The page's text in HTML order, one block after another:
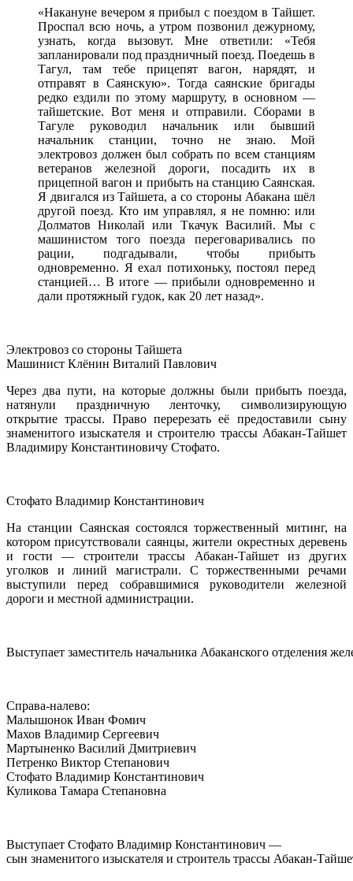
«Накануне вечером я прибыл с поездом в Тайшет.
Проспал всю ночь, а утром позвонил дежурному,
узнать, когда вызовут. Мне ответили: «Тебя
запланировали под праздничный поезд. Поедешь в
Тагул, там тебе прицепят вагон, нарядят, и
отправят в Саянскую». Тогда саянские бригады
редко ездили по этому маршруту, в основном —
тайшетские. Вот меня и отправили. Сборами в
Тагуле руководил начальник или бывший
начальник станции, точно не знаю. Мой
электровоз должен был собрать по всем станциям
ветеранов железной дороги, посадить их в
прицепной вагон и прибыть на станцию Саянская.
Я двигался из Тайшета, а со стороны Абакана шёл
другой поезд. Кто им управлял, я не помню: или
Долматов Николай или Ткачук Василий. Мы с
машинистом того поезда переговаривались по
рации, подгадывали, чтобы прибыть
одновременно. Я ехал потихоньку, постоял перед
станцией… В итоге — прибыли одновременно и
дали протяжный гудок, как 20 лет назад».
Электровоз со стороны Тайшета
Машинист Клёнин Виталий Павлович
Через два пути, на которые должны были прибыть поезда,
натянули праздничную ленточку, символизирующую
открытие трассы. Право перерезать её предоставили сыну
знаменитого изыскателя и строителю трассы Абакан-Тайшет
Владимиру Константиновичу Стофато.
Стофато Владимир Константинович
На станции Саянская состоялся торжественный митинг, на
котором присутствовали саянцы, жители окрестных деревень
и гости — строители трассы Абакан-Тайшет из других
уголков и линий магистрали. С торжественными речами
выступили перед собравшимися руководители железной
дороги и местной администрации.
Выступает заместитель начальника Абаканского отделения
Справа-налево:
Малышонок Иван Фомич
Махов Владимир Сергеевич
Мартыненко Василий Дмитриевич
Петренко Виктор Степанович
Стофато Владимир Константинович
Куликова Тамара Степановна
Выступает Стофато Владимир Константинович —
сын знаменитого изыскателя и строитель трассы Абакан-